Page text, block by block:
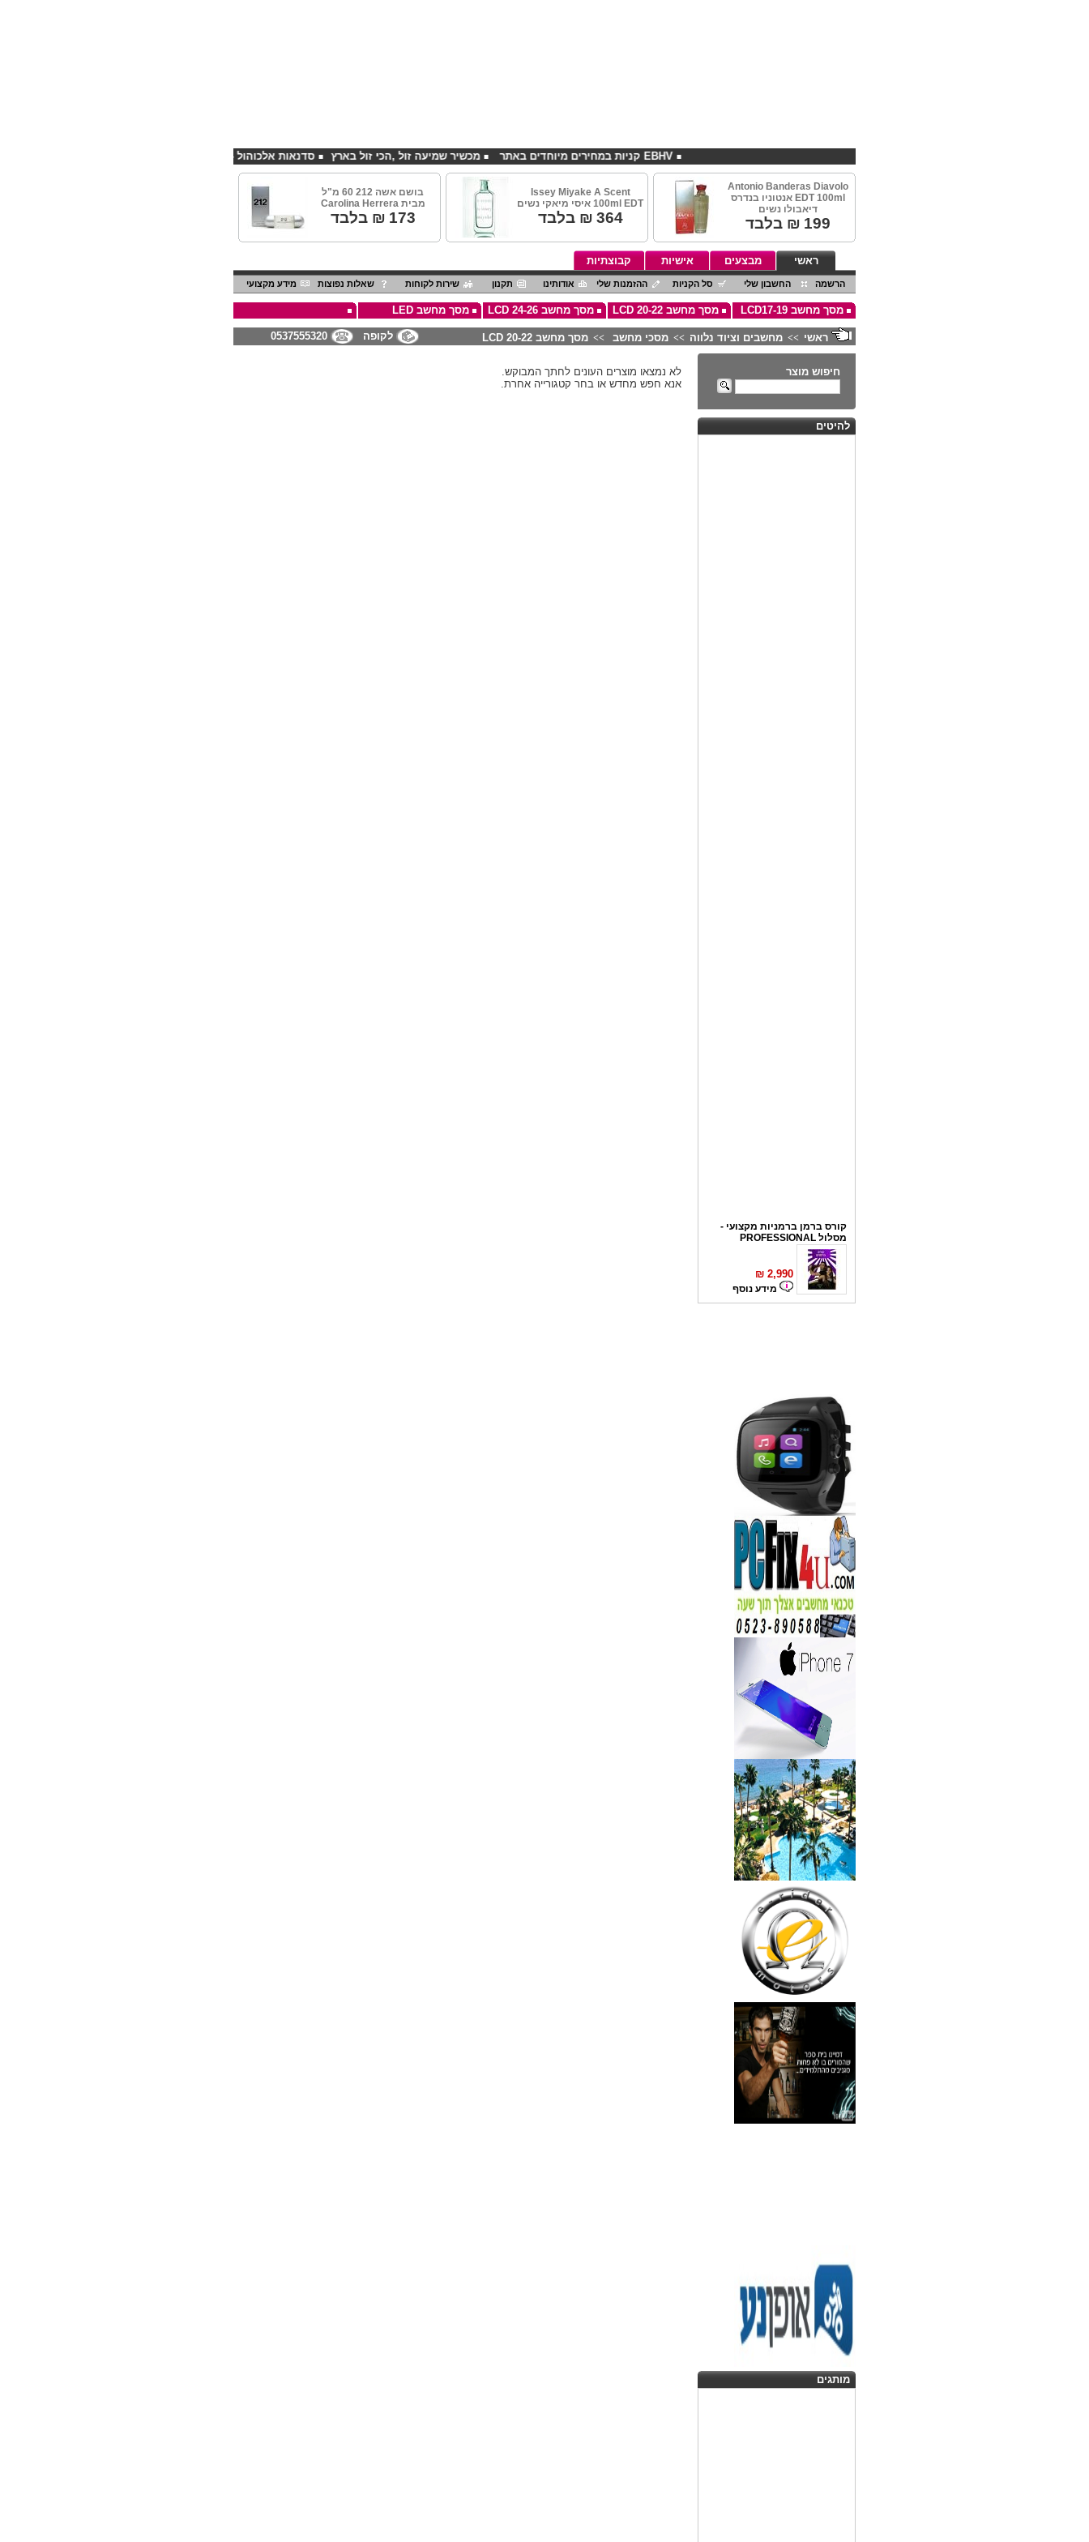
סדנאות אלכוהול - ערב גיבוש לחברות מכשיר שמיעה זול ,הכי זול בארץ EBHV קניות במחירים מיוחדים באתר
Antonio Banderas Diavolo
EDT 100ml אנטוניו בנדרס
דיאבולו נשים
199 ₪ בלבד
Issey Miyake A Scent
100ml EDT איסי מיאקי נשים
364 ₪ בלבד
בושם אשה 212 60 מ"ל
מבית Carolina Herrera
173 ₪ בלבד
ראשי מבצעים אישיות קבוצתיות
הרשמה החשבון שלי סל הקניות ההזמנות שלי אודותינו תקנון שירות לקוחות שאלות נפוצות מידע מקצועי
מסך מחשב LCD17-19 מסך מחשב LCD 20-22 מסך מחשב LCD 24-26 מסך מחשב LED
ראשי >> מחשבים וציוד נלווה >> מסכי מחשב >> מסך מחשב LCD 20-22 לקופה 0537555320
חיפוש מוצר
להיטים
מסלול PROFESSIONAL
2,990
מידע נוסף
לחברות
150
₪
מידע נוסף
נגן DVD קורא DIVX עם USB
מבית PIONEER
החל מ- 349 ₪
מידע נוסף
מברשות איפור מיקצועי למאפרים
349
₪
מידע נוסף
מעגל ריסים חשמלי
40
₪
מידע נוסף
מצלמות אינפרא
499
₪
מידע נוסף
18 מברשות למאפרים + נרתיק
ג'מס אדום מעור
720
₪
מידע נוסף
פינצטה לד מאירה
30
₪
מידע נוסף
איסי מיאקי לגבר L'eau D'issey
Pour Homme125ML by I
285
₪
מידע נוסף
מותגים
לא נמצאו מוצרים העונים לחתך המבוקש.
אנא חפש מחדש או בחר קטגורייה אחרת.